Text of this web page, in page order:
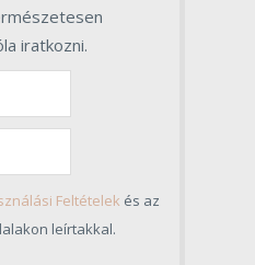
iratkozni.
Feltételek és az
leírtakkal.